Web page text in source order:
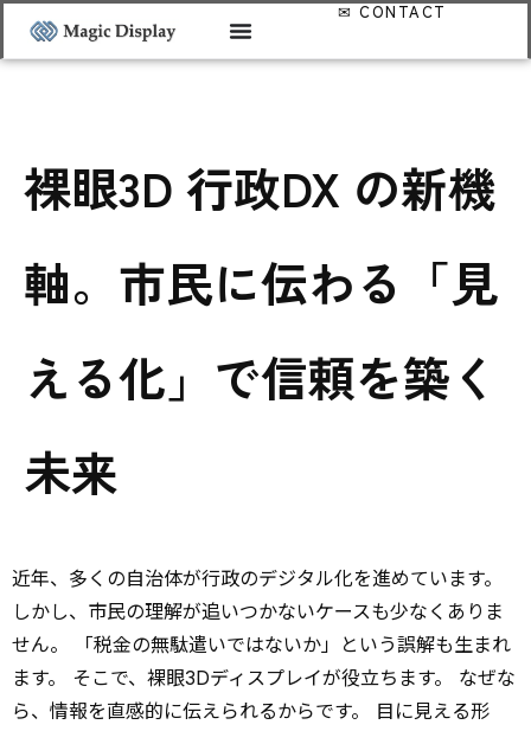
裸眼3D 行政DX の新機
軸。市民に伝わる「見
える化」で信頼を築く
未来
近年、多くの自治体が行政のデジタル化を進めています。
しかし、市民の理解が追いつかないケースも少なくありま
せん。 「税金の無駄遣いではないか」という誤解も生まれ
ます。 そこで、裸眼3Dディスプレイが役立ちます。 なぜな
ら、情報を直感的に伝えられるからです。 目に見える形